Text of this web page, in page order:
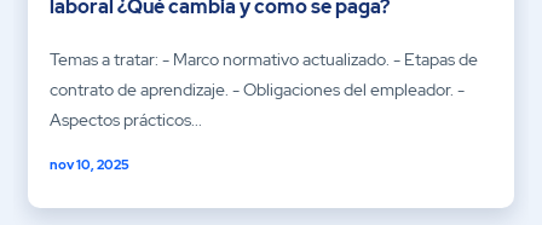
laboral ¿Qué cambia y como se paga?
Temas a tratar: - Marco normativo actualizado. - Etapas de
contrato de aprendizaje. - Obligaciones del empleador. -
Aspectos prácticos...
nov 10, 2025